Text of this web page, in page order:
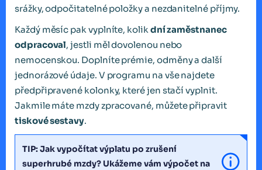
srážky, odpočitatelné položky a nezdanitelné příjmy.
Každý měsíc pak vyplníte, kolikdní zaměstnanec
odpracoval, jestli měl dovolenou nebo
nemocenskou. Doplníte prémie, odměny a další
jednorázové údaje. V programu na vše najdete
předpřipravené kolonky, které jen stačí vyplnit.
Jakmile máte mzdy zpracované, můžete připravit
tiskové sestavy.
TIP: Jak vypočítat výplatu po zrušení
superhrubé mzdy? Ukážeme vám výpočet na